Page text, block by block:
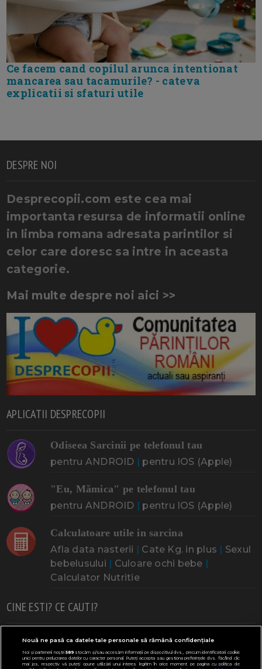
Ce facem cand copilul arunca intentionat
mancarea sau tacamurile? - cateva
explicatii si sfaturi utile
DESPRE NOI
Desprecopii.com este cea mai
importanta resursa de informatii online
in limba romana adresata parintilor si
celor care doresc sa intre in aceasta
categorie.
Mai multe despre noi aici >>
APLICATII DESPRECOPII
Odiseea Sarcinii pe telefonul tau
pentru ANDROID pentru IOS (Apple)
"Eu, Mămica" pe telefonul tau
pentru ANDROID pentru IOS (Apple)
Calculatoare utile in sarcina
Afla data nasterii Cate Kg. in plus
Sexul
bebelusului
Culoare ochi bebe
Calculator Nutritie
CINE ESTI? CE CAUTI?
Doresc un copil Adoptia Probleme cu sarcina
Urmeaza sa nasc Probleme alaptare Bebe plange
Nouă ne pasă ca datele tale personale să rămână confidențiale
Noi și partenerii noștri589stocăm și/sau accesăm informații pe dispozitivul dvs., precum identificatorii cookie
unici pentru prelucrarea datelor cu caracter personal. Puteți accepta sau gestiona preferințele dvs. făcând clic
mai jos, respectiv vă puteți opune utilizării unui interes legitim în orice moment pe pagina cu politica de